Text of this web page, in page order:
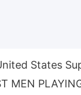
States
MEN